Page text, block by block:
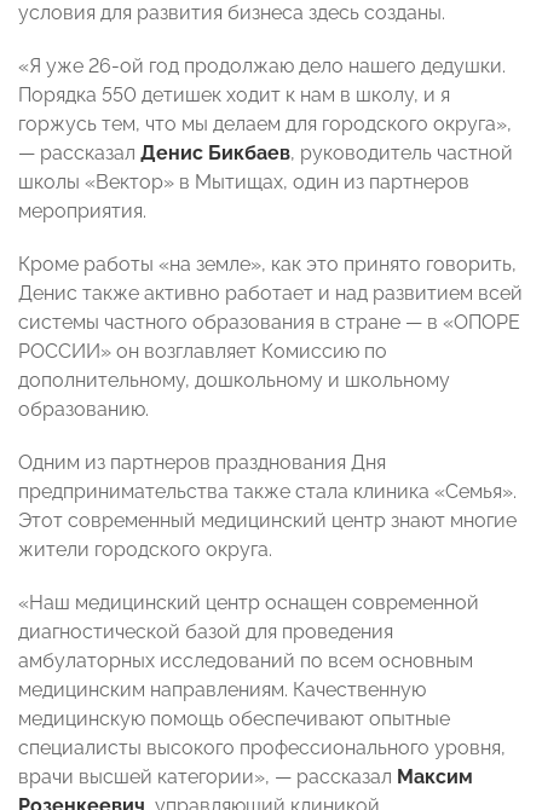
условия для развития бизнеса здесь созданы.
«Я уже 26-ой год продолжаю дело нашего дедушки.
Порядка 550 детишек ходит к нам в школу, и я
горжусь тем, что мы делаем для городского округа»,
— рассказал Денис Бикбаев, руководитель частной
школы «Вектор» в Мытищах, один из партнеров
мероприятия.
Кроме работы «на земле», как это принято говорить,
Денис также активно работает и над развитием всей
системы частного образования в стране — в «ОПОРЕ
РОССИИ» он возглавляет Комиссию по
дополнительному, дошкольному и школьному
образованию.
Одним из партнеров празднования Дня
предпринимательства также стала клиника «Семья».
Этот современный медицинский центр знают многие
жители городского округа.
«Наш медицинский центр оснащен современной
диагностической базой для проведения
амбулаторных исследований по всем основным
медицинским направлениям. Качественную
медицинскую помощь обеспечивают опытные
специалисты высокого профессионального уровня,
врачи высшей категории», — рассказал Максим